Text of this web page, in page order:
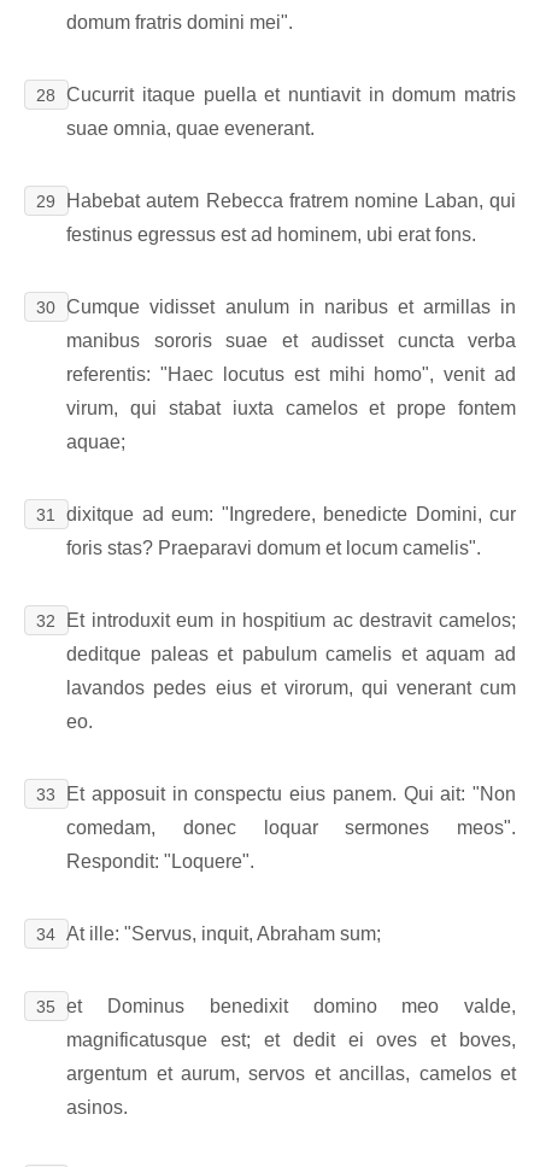
domum fratris domini mei".
28
Cucurrit itaque puella et nuntiavit in domum matris
suae omnia, quae evenerant.
29
Habebat autem Rebecca fratrem nomine Laban, qui
festinus egressus est ad hominem, ubi erat fons.
30 Cumque vidisset anulum in naribus et armillas in
manibus sororis suae et audisset cuncta verba
referentis: "Haec locutus est mihi homo", venit ad
virum, qui stabat iuxta camelos et prope fontem
aquae;
31
dixitque ad eum: "Ingredere, benedicte Domini, cur
foris stas? Praeparavi domum et locum camelis".
32
Et introduxit eum in hospitium ac destravit camelos;
deditque paleas et pabulum camelis et aquam ad
lavandos pedes eius et virorum, qui venerant cum
eo.
33
Et apposuit in conspectu eius panem. Qui ait: "Non
comedam, donec loquar sermones meos".
Respondit: "Loquere".
34 At ille: "Servus, inquit, Abraham sum;
35
et Dominus benedixit domino meo valde,
magnificatusque est; et dedit ei oves et boves,
argentum et aurum, servos et ancillas, camelos et
asinos.